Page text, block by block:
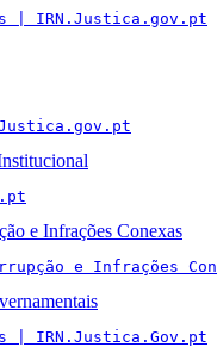
| IRN.Justica.gov.pt
e Infrações Conexas
e Infrações
| IRN.Justica.Gov.pt